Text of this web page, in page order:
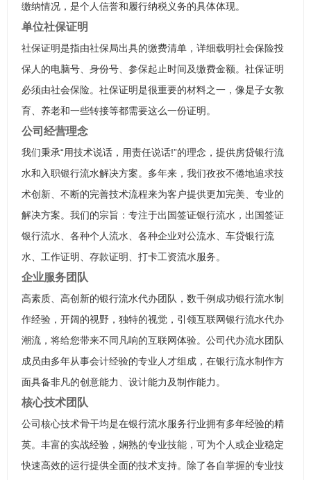
缴纳情况，是个人信誉和履行纳税义务的具体体现。
单位社保证明
社保证明是指由社保局出具的缴费清单，详细载明社会保险投
保人的电脑号、身份号、参保起止时间及缴费金额。社保证明
必须由社会保险。社保证明是很重要的材料之一，像是子女教
育、养老和一些转接等都需要这么一份证明。
公司经营理念
我们秉承“用技术说话，用责任说话!”的理念，提供房贷银行流
水和入职银行流水解决方案。多年来，我们孜孜不倦地追求技
术创新、不断的完善技术流程来为客户提供更加完美、专业的
解决方案。我们的宗旨：专注于出国签证银行流水，出国签证
银行流水、各种个人流水、各种企业对公流水、车贷银行流
水、工作证明、存款证明、打卡工资流水服务。
企业服务团队
高素质、高创新的银行流水代办团队，数千例成功银行流水制
作经验，开阔的视野，独特的视觉，引领互联网银行流水代办
潮流，将给您带来不同凡响的互联网体验。公司代办流水团队
成员由多年从事会计经验的专业人才组成，在银行流水制作方
面具备非凡的创意能力、设计能力及制作能力。
核心技术团队
公司核心技术骨干均是在银行流水服务行业拥有多年经验的精
英。丰富的实战经验，娴熟的专业技能，可为个人或企业稳定
快速高效的运行提供全面的技术支持。除了各自掌握的专业技